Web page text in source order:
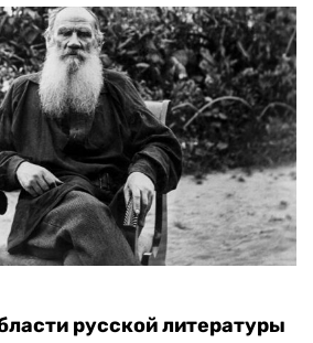
русской литературы